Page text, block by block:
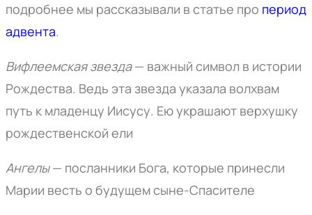
подробнее мы рассказывали в статье про период
адвента.
Вифлеемская звезда— важный символ в истории
Рождества. Ведь эта звезда указала волхвам
путь к младенцу Иисусу. Ею украшают верхушку
рождественской ели
Ангелы— посланники Бога, которые принесли
Марии весть о будущем сыне-Спасителе